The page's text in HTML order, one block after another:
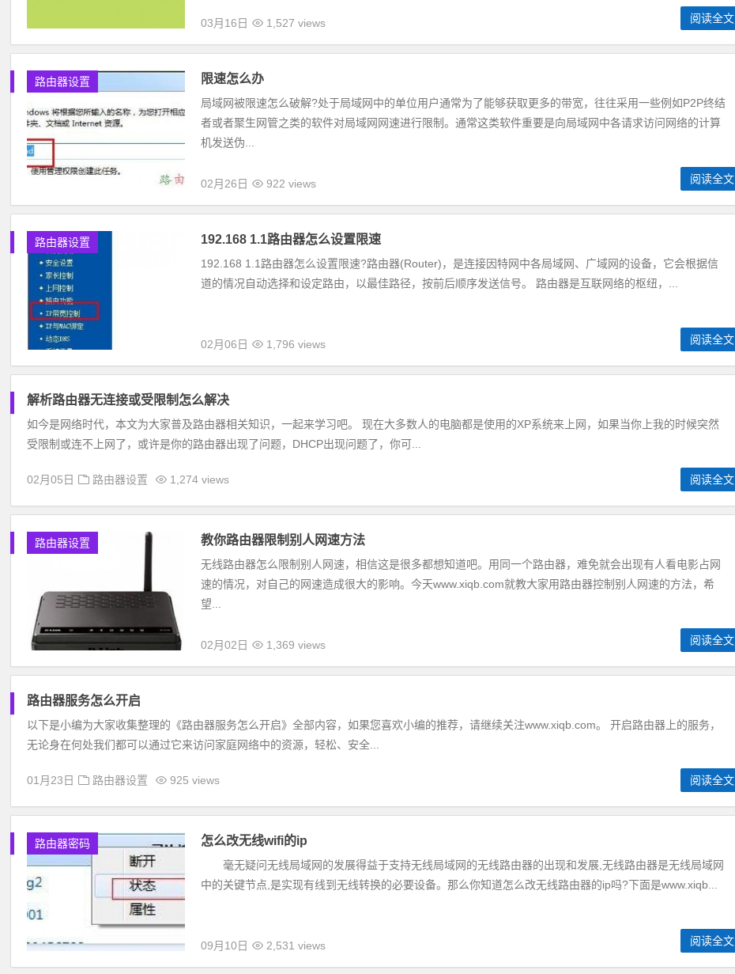
03月16日 1,527 views 阅读全文
路由器设置 限速怎么办
局域网被限速怎么破解?处于局域网中的单位用户通常为了能够获取更多的带宽，往往采用一些例如P2P终结
者或者聚生网管之类的软件对局域网网速进行限制。通常这类软件重要是向局域网中各请求访问网络的计算
机发送伪...
02月26日 922 views 阅读全文
路由器设置 192.168 1.1路由器怎么设置限速
192.168 1.1路由器怎么设置限速?路由器(Router)，是连接因特网中各局域网、广域网的设备，它会根据信
道的情况自动选择和设定路由，以最佳路径，按前后顺序发送信号。 路由器是互联网络的枢纽，...
02月06日 1,796 views 阅读全文
解析路由器无连接或受限制怎么解决
如今是网络时代，本文为大家普及路由器相关知识，一起来学习吧。 现在大多数人的电脑都是使用的XP系统来上网，如果当你上我的时候突然
受限制或连不上网了，或许是你的路由器出现了问题，DHCP出现问题了，你可...
02月05日 路由器设置 1,274 views 阅读全文
路由器设置 教你路由器限制别人网速方法
无线路由器怎么限制别人网速，相信这是很多都想知道吧。用同一个路由器，难免就会出现有人看电影占网
速的情况，对自己的网速造成很大的影响。今天www.xiqb.com就教大家用路由器控制别人网速的方法，希
望...
02月02日 1,369 views 阅读全文
路由器服务怎么开启
以下是小编为大家收集整理的《路由器服务怎么开启》全部内容，如果您喜欢小编的推荐，请继续关注www.xiqb.com。 开启路由器上的服务，
无论身在何处我们都可以通过它来访问家庭网络中的资源，轻松、安全...
01月23日 路由器设置 925 views 阅读全文
路由器密码 怎么改无线wifi的ip
毫无疑问无线局域网的发展得益于支持无线局域网的无线路由器的出现和发展,无线路由器是无线局域网
中的关键节点,是实现有线到无线转换的必要设备。那么你知道怎么改无线路由器的ip吗?下面是www.xiqb...
09月10日 2,531 views 阅读全文